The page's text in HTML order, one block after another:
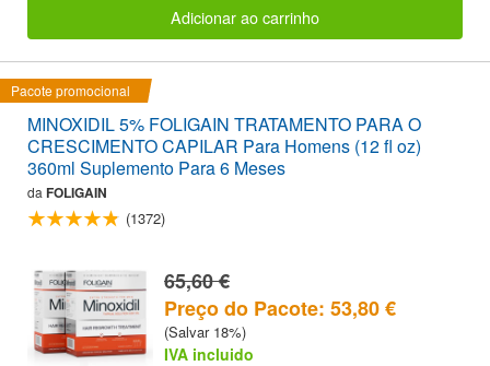
Adicionar ao carrinho
Pacote promocional
MINOXIDIL 5% FOLIGAIN TRATAMENTO PARA O
CRESCIMENTO CAPILAR Para Homens (12 fl oz)
360ml Suplemento Para 6 Meses
da FOLIGAIN
(1372)
65,60 €
Preço do Pacote: 53,80 €
(Salvar 18%)
IVA incluido